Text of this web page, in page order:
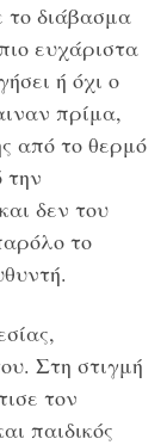
το διάβασμα
ευχάριστα
ή όχι ο
πρίμα,
από το θερμό
την
δεν του
το
Στη στιγμή
τον
παιδικός